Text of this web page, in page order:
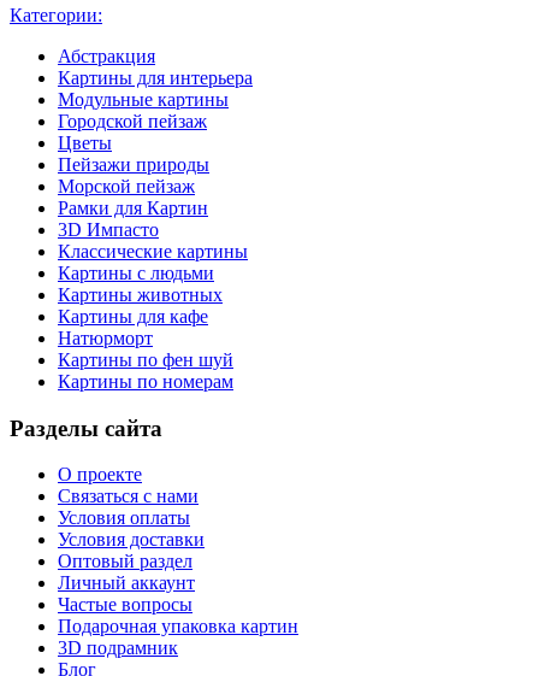
Категории:
Абстракция
Картины для интерьера
Модульные картины
Городской пейзаж
Цветы
Пейзажи природы
Морской пейзаж
Рамки для Картин
3D Импасто
Классические картины
Картины с людьми
Картины животных
Картины для кафе
Натюрморт
Картины по фен шуй
Картины по номерам
Разделы сайта
О проекте
Связаться с нами
Условия оплаты
Условия доставки
Оптовый раздел
Личный аккаунт
Частые вопросы
Подарочная упаковка картин
3D подрамник
Блог